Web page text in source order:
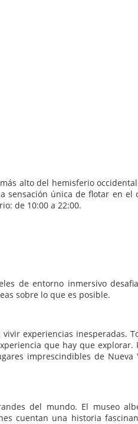
alto del hemisferio
sensación única de flotar en el
de 10:00 a 22:00.
de entorno inmersivo
sobre lo que es posible.
experiencias inesperadas.
que hay que explorar.
imprescindibles de Nueva
del mundo. El museo
cuentan una historia